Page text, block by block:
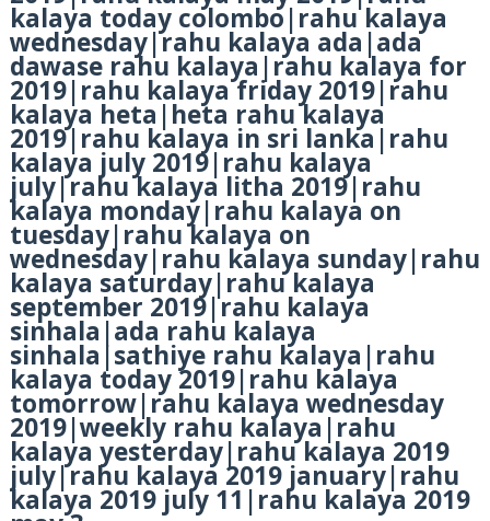
kalaya today colombo|rahu kalaya
wednesday|rahu kalaya ada|ada
dawase rahu kalaya|rahu kalaya for
2019|rahu kalaya friday 2019|rahu
kalaya heta|heta rahu kalaya
2019|rahu kalaya in sri lanka|rahu
kalaya july 2019|rahu kalaya
july|rahu kalaya litha 2019|rahu
kalaya monday|rahu kalaya on
tuesday|rahu kalaya on
wednesday|rahu kalaya sunday|rahu
kalaya saturday|rahu kalaya
september 2019|rahu kalaya
sinhala|ada rahu kalaya
sinhala|sathiye rahu kalaya|rahu
kalaya today 2019|rahu kalaya
tomorrow|rahu kalaya wednesday
2019|weekly rahu kalaya|rahu
kalaya yesterday|rahu kalaya 2019
july|rahu kalaya 2019 january|rahu
kalaya 2019 july 11|rahu kalaya 2019